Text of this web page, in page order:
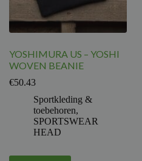
YOSHIMURA US – YOSHI
WOVEN BEANIE
€50.43
Sportkleding &
toebehoren,
SPORTSWEAR
HEAD